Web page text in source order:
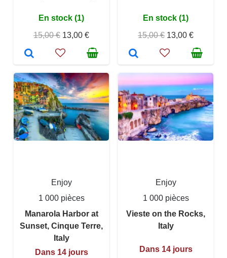
En stock (1)
15,00 € 13,00 €
En stock (1)
15,00 € 13,00 €
Enjoy
1 000 pièces
Manarola Harbor at
Sunset, Cinque Terre,
Italy
Dans 14 jours
Enjoy
1 000 pièces
Vieste on the Rocks,
Italy
Dans 14 jours